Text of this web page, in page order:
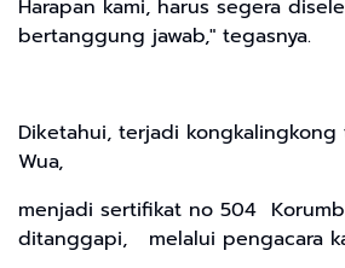
Harapan kami, harus segera
bertanggung jawab," tegasnya.
Diketahui, terjadi
Wua,
menjadi sertifikat no 504
ditanggapi, melalui pengacara